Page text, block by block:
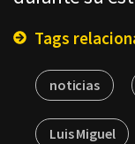
Tags
noticias
Luis Miguel